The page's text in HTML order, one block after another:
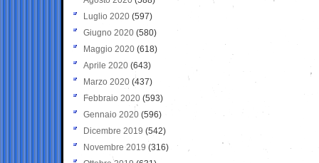
Luglio 2020 (597)
Giugno 2020 (580)
Maggio 2020 (618)
Aprile 2020 (643)
Marzo 2020 (437)
Febbraio 2020 (593)
Gennaio 2020 (596)
Dicembre 2019 (542)
Novembre 2019 (316)